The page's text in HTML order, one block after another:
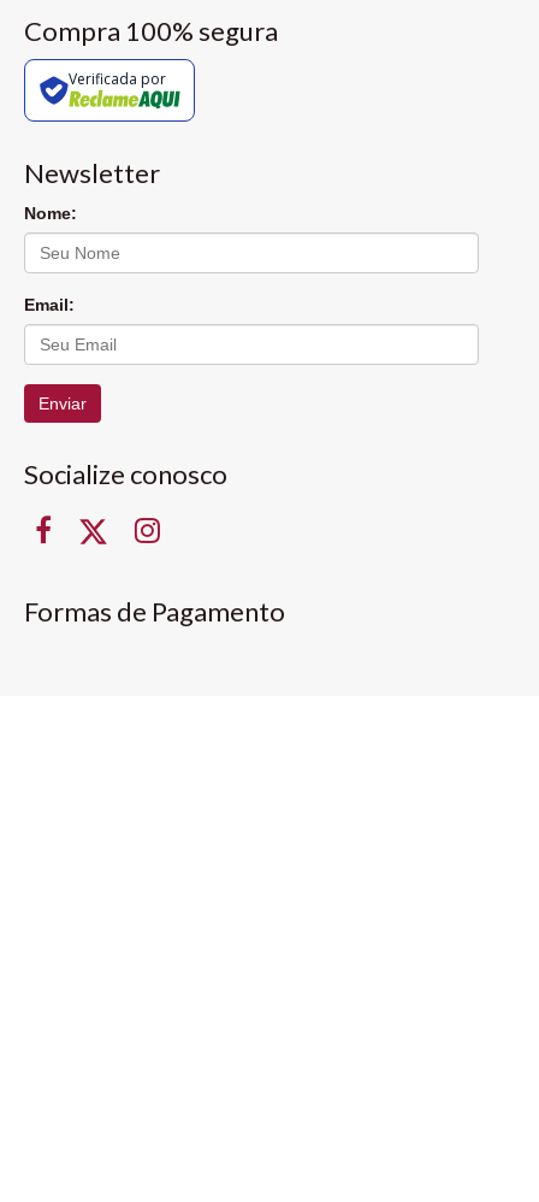
Compra 100% segura
Verificada por
Newsletter
Nome:
Email:
Enviar
Socialize conosco
Formas de Pagamento